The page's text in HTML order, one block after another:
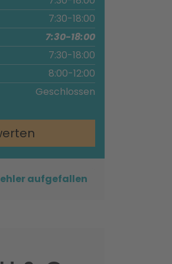
7:30-18:00
7:30-18:00
7:30-18:00
8:00-12:00
Geschlossen
aufgefallen